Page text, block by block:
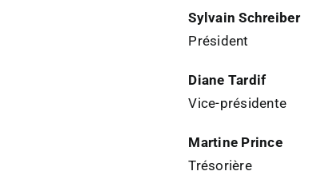
Sylvain Schreiber
Président
Diane Tardif
Vice-présidente
Martine Prince
Trésorière